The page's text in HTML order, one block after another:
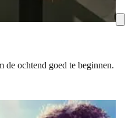
de ochtend goed te beginnen.